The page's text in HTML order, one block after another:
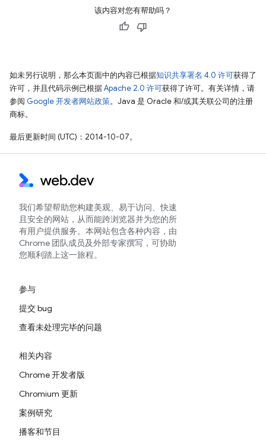
该内容对您有帮助吗？
如未另行说明，那么本页面中的内容已根据知识共享署名 4.0 许可获得了
许可，并且代码示例已根据Apache 2.0 许可获得了许可。有关详情，请
参阅 Google 开发者网站政策。Java 是 Oracle 和/或其关联公司的注册
商标。
最后更新时间 (UTC)：2014-10-07。
我们希望帮助您构建美观、易于访问、快速
且安全的网站，从而能跨浏览器并为您的所
有用户提供服务。本网站包含各种内容，由
Chrome 团队成员及外部专家撰写，可协助
您顺利踏上这一旅程。
参与
提交 bug
查看未处理完毕的问题
相关内容
Chrome 开发者版
Chromium 更新
案例研究
播客和节目